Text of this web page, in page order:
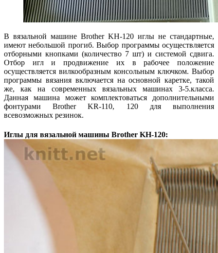
В вязальной машине Brother KH-120 иглы не стандартные,
имеют небольшой прогиб. Выбор программы осуществляется
отборными кнопками (количество 7 шт) и системой сдвига.
Отбор игл и продвижение их в рабочее положение
осуществляется вилкообразным консольным ключком. Выбор
программы вязания включается на основной каретке, такой
же, как на современных вязальных машинах 3-5.класса.
Данная машина может комплектоваться дополнительными
фонтурами Brother KR-110, 120 для выполнения
всевозможных резинок.
Иглы для вязальной машины Brother KH-120: